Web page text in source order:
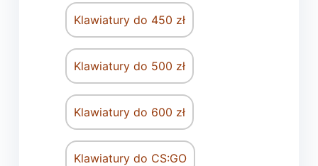
Klawiatury do 450 zł
Klawiatury do 500 zł
Klawiatury do 600 zł
Klawiatury do CS:GO